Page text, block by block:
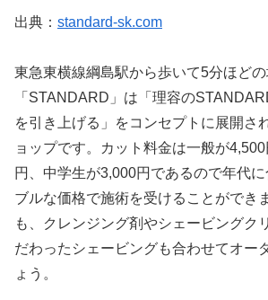
出典： standard-sk.com
東急東横線綱島駅から歩いて5分ほど
「STANDARD」は「理容の
を引き上げる」をコンセプトに展開さ
ョップです。カット料金は一般が
円、中学生が3,000円であるので年代
ブルな価格で施術を受けることができ
も、クレンジング剤やシェービングク
だわったシェービングも合わせてオー
ょう。